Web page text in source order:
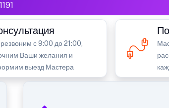
1191
с 9:00 до 21:00,
Ваши желания и
выезд Мастера